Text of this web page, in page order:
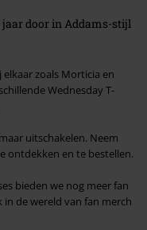
jaar door in Addams-stijl
zoals Morticia en
Wednesday T-
uitschakelen. Neem
ontdekken en te bestellen.
bieden we nog meer fan
de wereld van fan merch